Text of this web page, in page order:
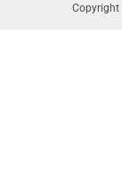
Copyright